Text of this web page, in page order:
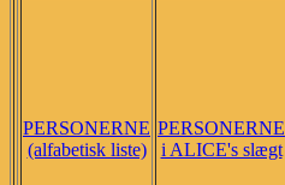
PERSONERNE
(alfabetisk liste)
PERSONERNE
i ALICE's slægt